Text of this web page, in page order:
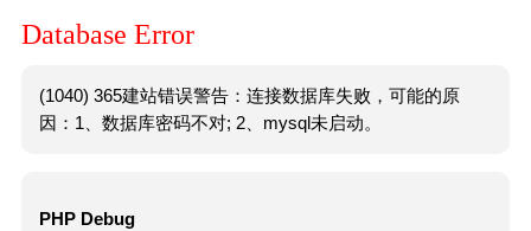
Database Error
(1040) 365建站错误警告：连接数据库失败，可能的原
因：1、数据库密码不对; 2、mysql未启动。
PHP Debug